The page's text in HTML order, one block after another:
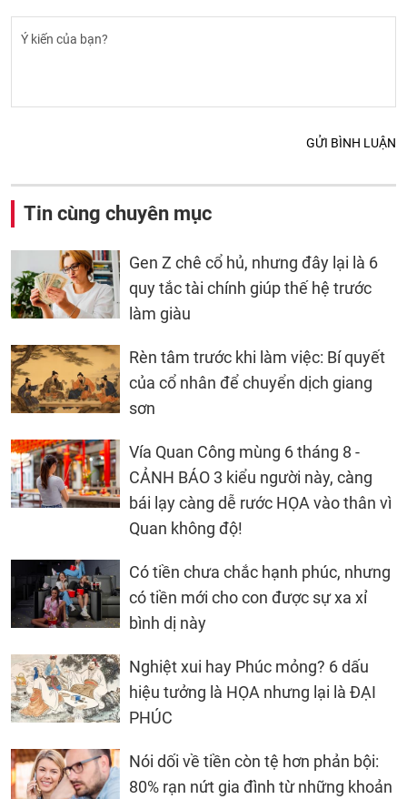
GỬI BÌNH LUẬN
Tin cùng chuyên mục
Gen Z chê cổ hủ, nhưng đây lại là 6
quy tắc tài chính giúp thế hệ trước
làm giàu
Rèn tâm trước khi làm việc: Bí quyết
của cổ nhân để chuyển dịch giang
sơn
Vía Quan Công mùng 6 tháng 8 -
CẢNH BÁO 3 kiểu người này, càng
bái lạy càng dễ rước HỌA vào thân vì
Quan không độ!
Có tiền chưa chắc hạnh phúc, nhưng
có tiền mới cho con được sự xa xỉ
bình dị này
Nghiệt xui hay Phúc mỏng? 6 dấu
hiệu tưởng là HỌA nhưng lại là ĐẠI
PHÚC
Nói dối về tiền còn tệ hơn phản bội:
80% rạn nứt gia đình từ những khoản